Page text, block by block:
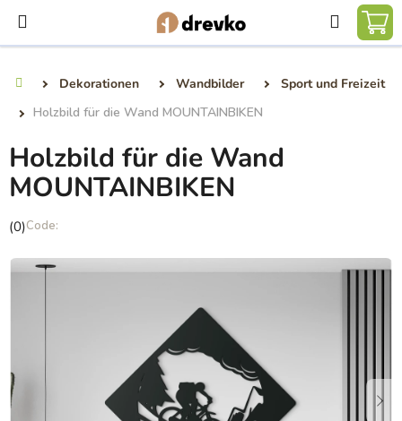
Inhalt
springen
Suchen
Dekorationen Wandbilder
Sport und Freizeit
Holzbild für die Wand MOUNTAINBIKEN
Holzbild für die Wand
MOUNTAINBIKEN
Die
Produktbewertung
(0)